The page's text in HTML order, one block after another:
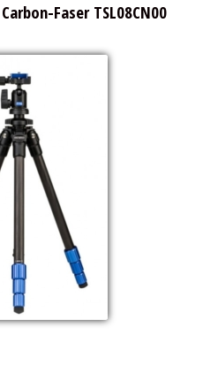
Faser TSL08CN00